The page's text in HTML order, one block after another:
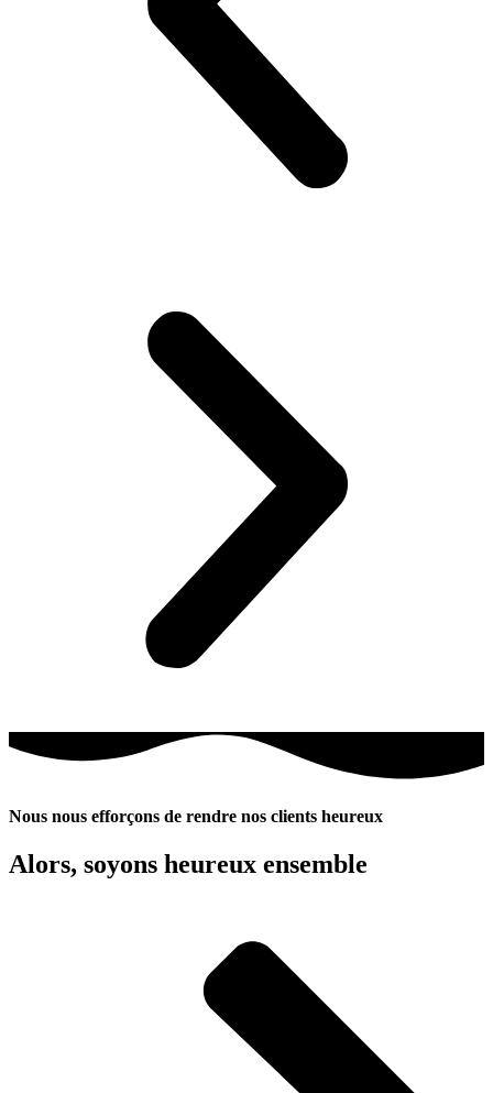
Nous nous efforçons de rendre nos clients heureux
Alors, soyons heureux ensemble